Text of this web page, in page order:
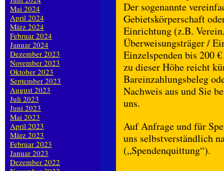
Der sogenannte
Gebietskörperschaft
Einrichtung (z.B.
Überweisungsträger /
Einzelspenden bis 200
zu dieser Höhe reicht
Bareinzahlungsbeleg
Nachweis aus und Sie
uns.
Auf Anfrage und für
uns selbstverständlich
(„Spendenquittung“).
Mai 2024
April 2024
März 2024
Februar 2024
Januar 2024
Dezember 2023
November 2023
Oktober 2023
September 2023
August 2023
Juli 2023
Juni 2023
Mai 2023
April 2023
März 2023
Februar 2023
Januar 2023
Dezember 2022